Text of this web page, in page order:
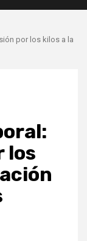
por los kilos a la
los